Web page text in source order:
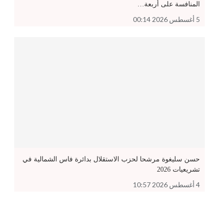
المنافسة على أربعة…
5 أغسطس 2026 00:14
حسن سليغوة مرشحا لحزب الاستقلال بدائرة فاس الشمالية في
تشريعيات 2026
4 أغسطس 2026 10:57